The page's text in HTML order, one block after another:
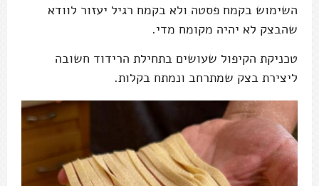
השימוש בקמח פסטה ולא בקמח רגיל יעזור לוודא
שהבצק לא יהיה מקומח מדי.
טכניקת הקיפול שעושים בתחילת הרידוד חשובה
ליצירת בצק שמתרחב ונמתח בקלות.